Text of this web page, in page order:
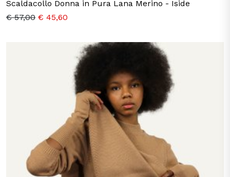
Scaldacollo Donna in Pura Lana Merino - Iside
€ 57,00 € 45,60